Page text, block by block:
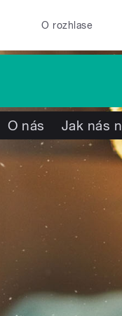
O rozhlase
O nás Jak nás